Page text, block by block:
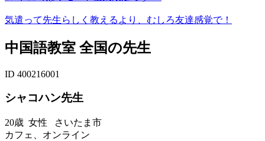
気遣って先生らしく教えるより、むしろ友達感覚で！
中国語教室 全国の先生
ID 400216001
シャコハン先生
20歳 女性 さいたま市
カフェ、オンライン